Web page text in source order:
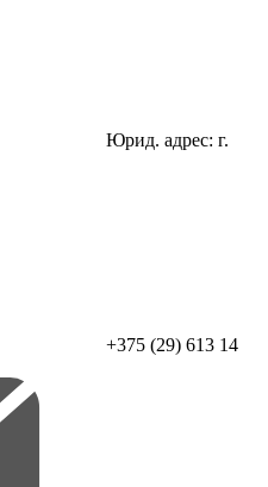
Юрид. адрес: г.
+375 (29) 613 14